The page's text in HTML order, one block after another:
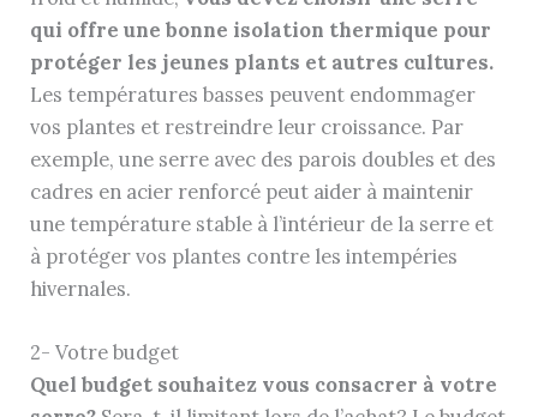
qui offre une bonne isolation thermique pour
protéger les jeunes plants et autres cultures.
Les températures basses peuvent endommager
vos plantes et restreindre leur croissance. Par
exemple, une serre avec des parois doubles et des
cadres en acier renforcé peut aider à maintenir
une température stable à l’intérieur de la serre et
à protéger vos plantes contre les intempéries
hivernales.
2- Votre budget
Quel budget souhaitez vous consacrer à votre